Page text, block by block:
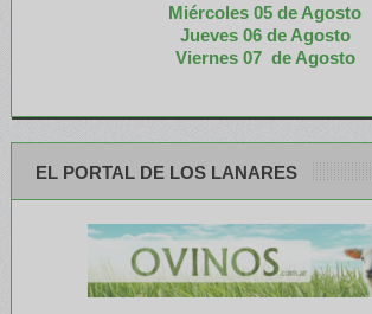
Miércoles 05 de Agosto
Jueves 06 de Agosto
Viernes 07 de Agosto
EL PORTAL DE LOS LANARES